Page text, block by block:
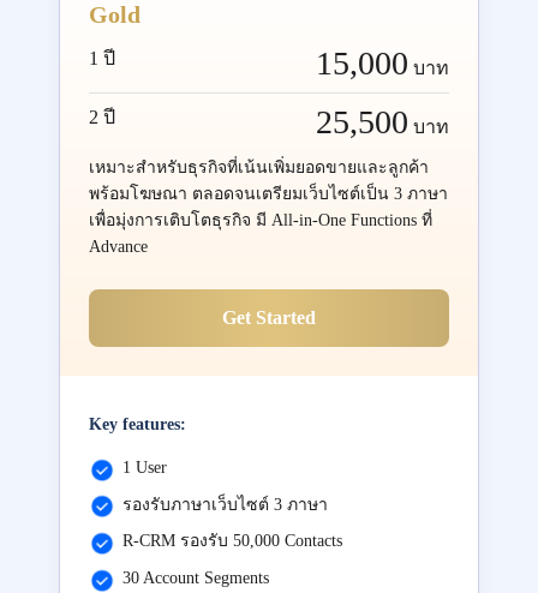
Gold
1 ปี 15,000 บาท
2 ปี 25,500 บาท
เหมาะสำหรับธุรกิจที่เน้นเพิ่มยอดขายและลูกค้า
พร้อมโฆษณา ตลอดจนเตรียมเว็บไซต์เป็น 3 ภาษา
เพื่อมุ่งการเติบโตธุรกิจ มี All-in-One Functions ที่
Advance
Get Started
Key features:
1 User
รองรับภาษาเว็บไซต์ 3 ภาษา
R-CRM รองรับ 50,000 Contacts
30 Account Segments